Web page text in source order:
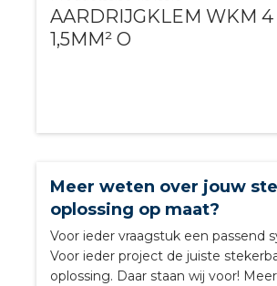
AARDRIJGKLEM WKM 4
1,5MM² O
Meer weten over jouw
oplossing op maat?
Voor ieder vraagstuk een passend
Voor ieder project de juiste
oplossing. Daar staan wij voor!